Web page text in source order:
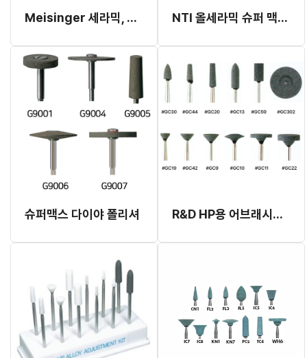
Meisinger 세라믹, 포세린 트위스트 폴리셔(취소교환반품불가) NTI 올세라믹 슈퍼 맥스 스톤 포인트
슈퍼맥스 다이야 폴리셔 R&D HP용 어브래시브 그린 스톤 포인트